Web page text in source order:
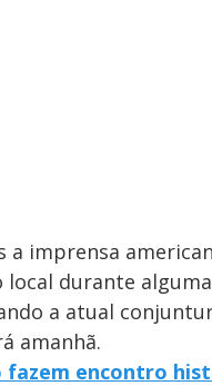
a imprensa
durante
a atual
amanhã.
fazem encontro